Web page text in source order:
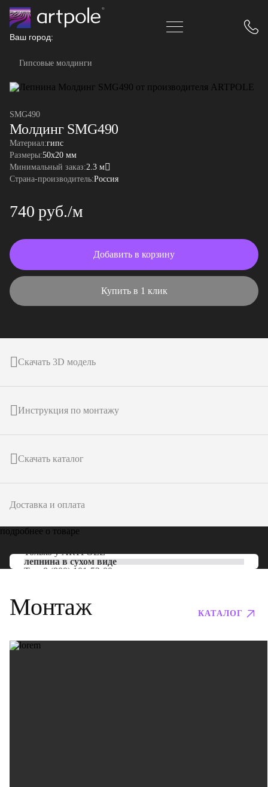
Ваш город:
Гипсовые молдинги
SMG490
Молдинг SMG490
Материал:гипс
Размеры:50x20 мм
Минимальный заказ:2.3 м
Страна-производитель:Россия
740 руб./м
Добавить в корзину
Купить в 1 клик
Скачать 3D модель
Инструкция по монтажу
Скачать каталог
Доставка и оплата
подробнее о товаре
Только уARTPOLE
лепнина в сухом виде
Тел: 8 (800) 101-53-00
Монтаж КАТАЛОГ